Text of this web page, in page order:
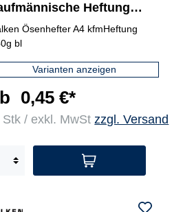
Heftung
Ösenhefter A4 kfmHeftung
bl
Varianten anzeigen
0,45 €*
Stk / exkl. MwStzzgl. Versand